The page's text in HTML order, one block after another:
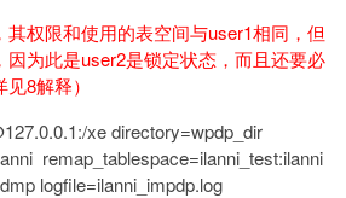
其权限和使用的表空间与user1相同，但
因为此是user2是锁定状态，而且还要必
8解释）
xe directory=wpdp_dir
remap_tablespace=ilanni_test:ilanni
logfile=ilanni_impdp.log